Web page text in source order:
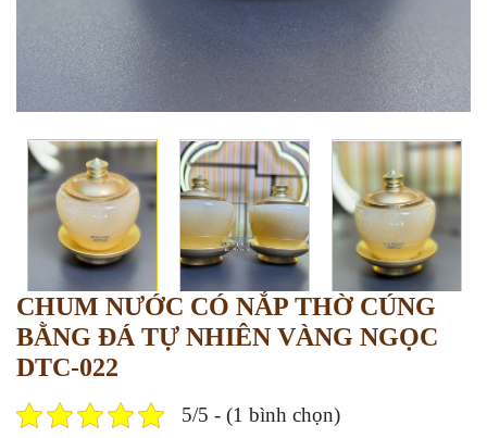
CHUM NƯỚC CÓ NẮP THỜ CÚNG
BẰNG ĐÁ TỰ NHIÊN VÀNG NGỌC
DTC-022
5/5 - (1 bình chọn)